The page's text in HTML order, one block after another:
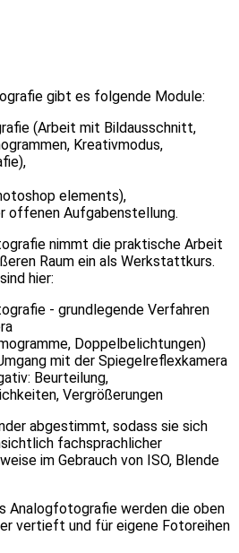
gibt es folgende Module:
(Arbeit mit Bildausschnitt,
Kreativmodus,
elements),
offenen Aufgabenstellung.
nimmt die praktische Arbeit
Raum ein als Werkstattkurs.
hier:
- grundlegende Verfahren
Doppelbelichtungen)
mit der Spiegelreflexkamera
Beurteilung,
Vergrößerungen
abgestimmt, sodass sie sich
fachsprachlicher
im Gebrauch von ISO, Blende
Analogfotografie werden die oben
vertieft und für eigene Fotoreihen